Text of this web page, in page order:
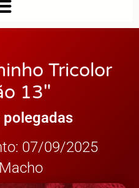
Tricolor
13″
07/09/2025